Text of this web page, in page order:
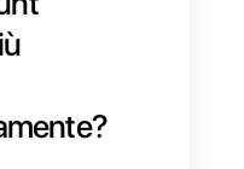
efficace é stata
utilizzare la